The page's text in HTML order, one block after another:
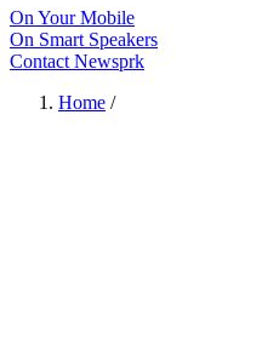
On Your Mobile
On Smart Speakers
Contact Newsprk
Home /